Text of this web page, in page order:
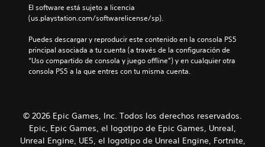
El software está sujeto a licencia
(us.playstation.com/softwarelicense/sp).
Puedes descargar y reproducir este contenido en la consola PS5
principal asociada a tu cuenta (a través de la configuración de
“Uso compartido de consola y juego offline”) y en cualquier otra
consola PS5 a la que entres con tu misma cuenta.
© 2026 Epic Games, Inc. Todos los derechos reservados.
Epic, Epic Games, el logotipo de Epic Games, Unreal,
Unreal Engine, UE5, el logotipo de Unreal Engine, Fortnite,